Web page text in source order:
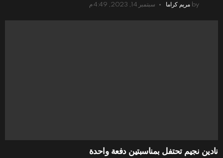
by مريم كراما سبتمبر 14, 2023, 4:49 م
نادين نجيم تحتفل بمناسبتين دفعة واحدة